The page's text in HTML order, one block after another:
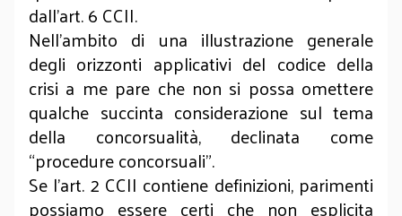
dall’art. 6 CCII.
Nell’ambito di una illustrazione generale
degli orizzonti applicativi del codice della
crisi a me pare che non si possa omettere
qualche succinta considerazione sul tema
della concorsualità, declinata come
“procedure concorsuali”.
Se l’art. 2 CCII contiene definizioni, parimenti
possiamo essere certi che non esplicita